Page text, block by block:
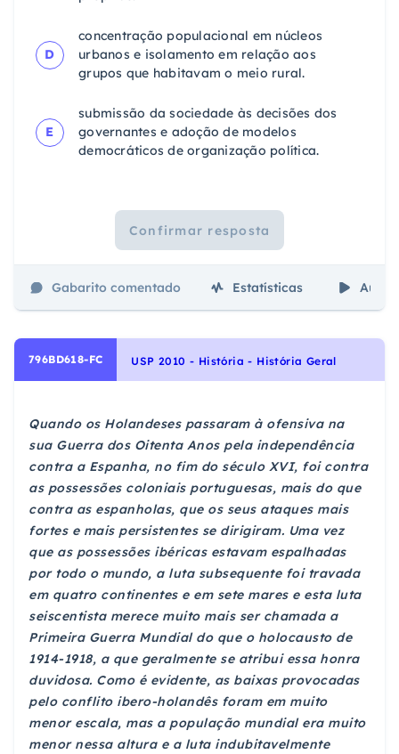
D
concentração populacional em núcleos
urbanos e isolamento em relação aos
grupos que habitavam o meio rural.
E
submissão da sociedade às decisões dos
governantes e adoção de modelos
democráticos de organização política.
Confirmar resposta
Gabarito comentado Estatísticas Aulas
796BD618-FC USP 2010 - História - História Geral
Quando os Holandeses passaram à ofensiva na
sua Guerra dos Oitenta Anos pela independência
contra a Espanha, no fim do século XVI, foi contra
as possessões coloniais portuguesas, mais do que
contra as espanholas, que os seus ataques mais
fortes e mais persistentes se dirigiram. Uma vez
que as possessões ibéricas estavam espalhadas
por todo o mundo, a luta subsequente foi travada
em quatro continentes e em sete mares e esta luta
seiscentista merece muito mais ser chamada a
Primeira Guerra Mundial do que o holocausto de
1914-1918, a que geralmente se atribui essa honra
duvidosa. Como é evidente, as baixas provocadas
pelo conflito ibero-holandês foram em muito
menor escala, mas a população mundial era muito
menor nessa altura e a luta indubitavelmente